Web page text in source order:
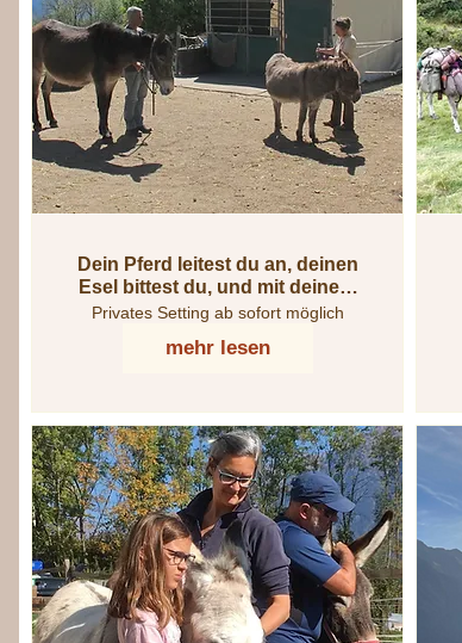
Dein Pferd leitest du an, deinen
Esel bittest du, und mit deinem
Muli musst du verhandeln ...
Privates Setting ab sofort möglich
mehr lesen